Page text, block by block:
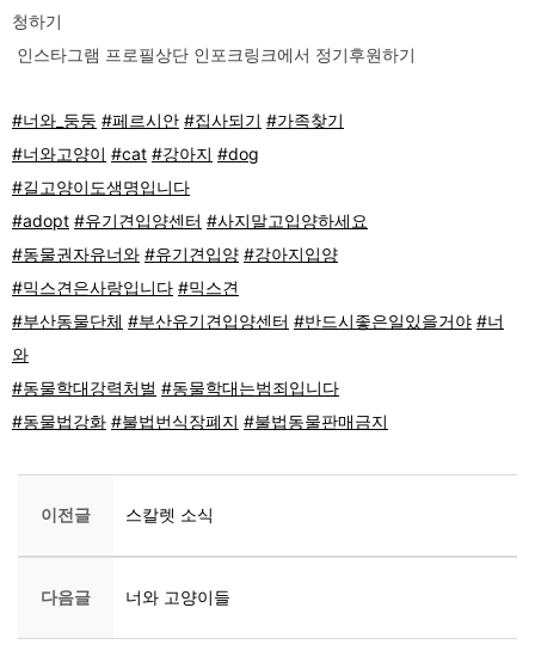
청하기
인스타그램 프로필상단 인포크링크에서 정기후원하기
#너와_둥둥 #페르시안 #집사되기 #가족찾기
#너와고양이 #cat #강아지 #dog
#길고양이도생명입니다
#adopt #유기견입양센터 #사지말고입양하세요
#동물권자유너와 #유기견입양 #강아지입양
#믹스견은사랑입니다 #믹스견
#부산동물단체 #부산유기견입양센터 #반드시좋은일있을거야 #너
와
#동물학대강력처벌 #동물학대는범죄입니다
#동물법강화 #불법번식장폐지 #불법동물판매금지
이전글 스칼렛 소식
다음글 너와 고양이들